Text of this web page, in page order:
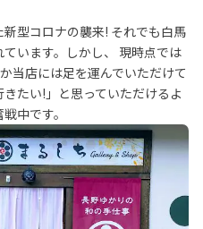
型コロナの襲来! それでも白馬
います。しかし、 現時点では
当店には足を運んでいただけて
たい!」と思っていただけるよ
中です。